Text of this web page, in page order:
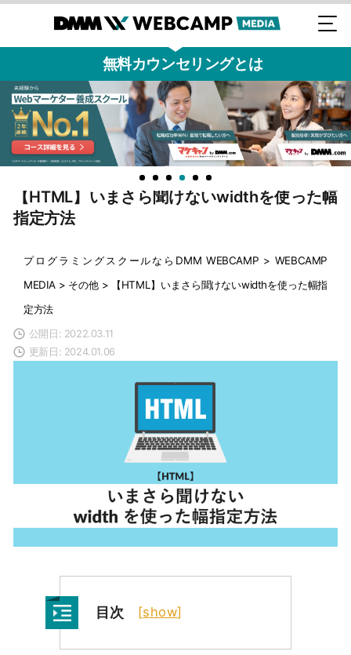
無料カウンセリングとは
【HTML】いまさら聞けないwidthを使った幅
指定方法
プログラミングスクールならDMM WEBCAMP > WEBCAMP
MEDIA > その他>
【HTML】いまさら聞けないwidthを使った幅指
定方法
公開日: 2022.03.11
更新日: 2024.01.06
目次 [show]